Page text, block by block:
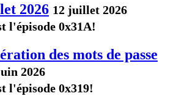
2026 12 juillet 2026
l'épisode 0x31A!
des mots de passe
2026
l'épisode 0x319!